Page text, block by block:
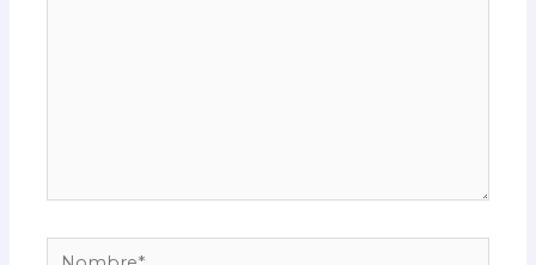
Nombre*